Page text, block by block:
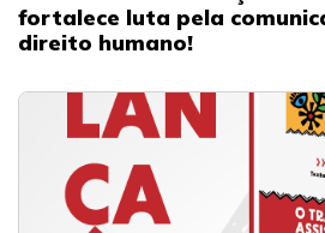
fortalece luta pela
direito humano!